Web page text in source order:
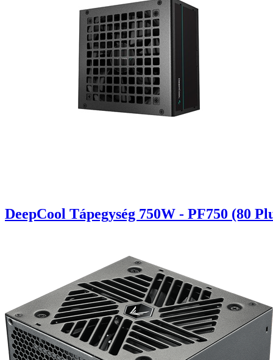
DeepCool Tápegység 750W - PF750 (80